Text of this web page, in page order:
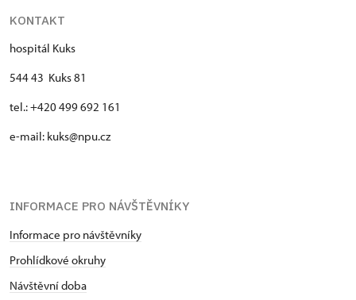
KONTAKT
hospitál Kuks
544 43 Kuks 81
tel.: +420 499 692 161
e-mail: kuks@npu.cz
INFORMACE PRO NÁVŠTĚVNÍKY
Informace pro návštěvníky
Prohlídkové okruhy
Návštěvní doba